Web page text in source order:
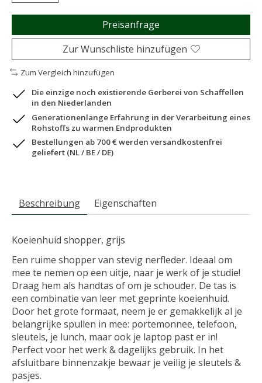
Preisanfrage
Zur Wunschliste hinzufügen
Zum Vergleich hinzufügen
Die einzige noch existierende Gerberei von Schaffellen
in den Niederlanden
Generationenlange Erfahrung in der Verarbeitung eines
Rohstoffs zu warmen Endprodukten
Bestellungen ab 700 € werden versandkostenfrei
geliefert (NL / BE / DE)
Beschreibung Eigenschaften
Koeienhuid shopper, grijs
Een ruime shopper van stevig nerfleder. Ideaal om
mee te nemen op een uitje, naar je werk of je studie!
Draag hem als handtas of om je schouder. De tas is
een combinatie van leer met geprinte koeienhuid.
Door het grote formaat, neem je er gemakkelijk al je
belangrijke spullen in mee: portemonnee, telefoon,
sleutels, je lunch, maar ook je laptop past er in!
Perfect voor het werk & dagelijks gebruik. In het
afsluitbare binnenzakje bewaar je veilig je sleutels &
pasjes.